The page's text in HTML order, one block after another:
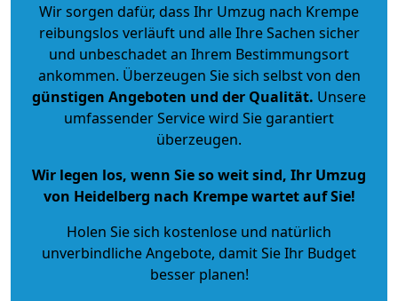
Wir sorgen dafür, dass Ihr Umzug nach Krempe
reibungslos verläuft und alle Ihre Sachen sicher
und unbeschadet an Ihrem Bestimmungsort
ankommen. Überzeugen Sie sich selbst von den
günstigen Angeboten und der Qualität. Unsere
umfassender Service wird Sie garantiert
überzeugen.
Wir legen los, wenn Sie so weit sind, Ihr Umzug
von Heidelberg nach Krempe wartet auf Sie!
Holen Sie sich kostenlose und natürlich
unverbindliche Angebote, damit Sie Ihr Budget
besser planen!